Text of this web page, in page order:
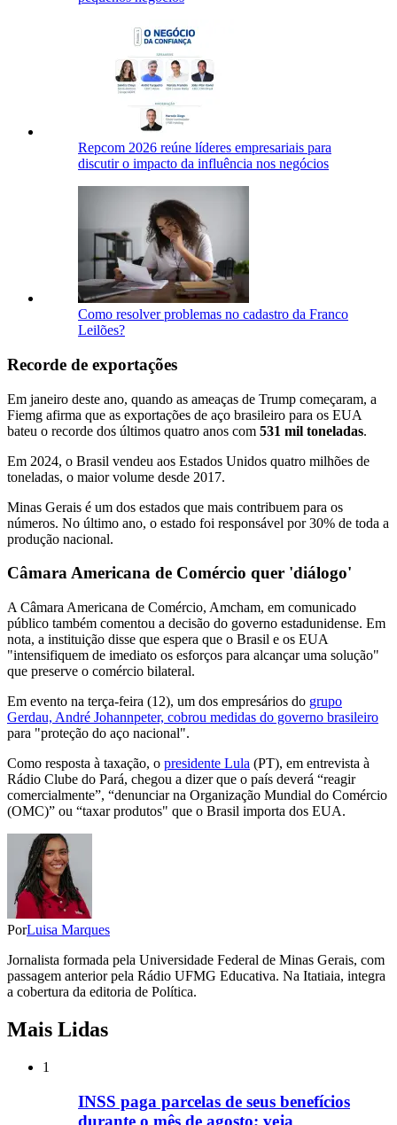
Repcom 2026 reúne líderes empresariais para
discutir o impacto da influência nos negócios
Como resolver problemas no cadastro da Franco
Leilões?
Recorde de exportações
Em janeiro deste ano, quando as ameaças de Trump começaram, a
Fiemg afirma que as exportações de aço brasileiro para os EUA
bateu o recorde dos últimos quatro anos com 531 mil toneladas.
Em 2024, o Brasil vendeu aos Estados Unidos quatro milhões de
toneladas, o maior volume desde 2017.
Minas Gerais é um dos estados que mais contribuem para os
números. No último ano, o estado foi responsável por 30% de toda a
produção nacional.
Câmara Americana de Comércio quer 'diálogo'
A Câmara Americana de Comércio, Amcham, em comunicado
público também comentou a decisão do governo estadunidense. Em
nota, a instituição disse que espera que o Brasil e os EUA
"intensifiquem de imediato os esforços para alcançar uma solução"
que preserve o comércio bilateral.
Em evento na terça-feira (12), um dos empresários do grupo
Gerdau, André Johannpeter, cobrou medidas do governo brasileiro
para "proteção do aço nacional".
Como resposta à taxação, o presidente Lula (PT), em entrevista à
Rádio Clube do Pará, chegou a dizer que o país deverá “reagir
comercialmente”, “denunciar na Organização Mundial do Comércio
(OMC)” ou “taxar produtos" que o Brasil importa dos EUA.
PorLuisa Marques
Jornalista formada pela Universidade Federal de Minas Gerais, com
passagem anterior pela Rádio UFMG Educativa. Na Itatiaia, integra
a cobertura da editoria de Política.
Mais Lidas
1
INSS paga parcelas de seus benefícios
durante o mês de agosto; veja